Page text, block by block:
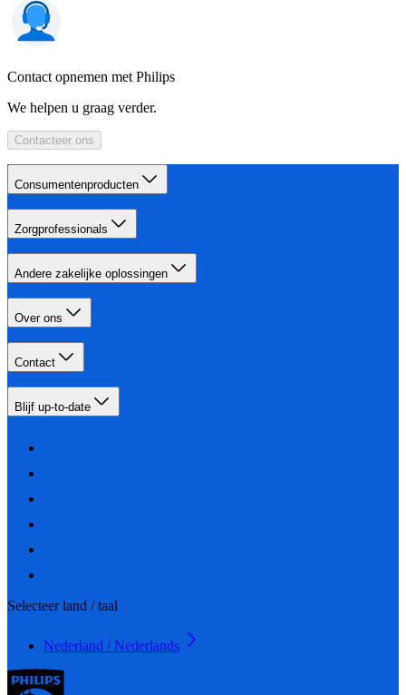
Contact opnemen met Philips
We helpen u graag verder.
Contacteer ons
Consumentenproducten
Zorgprofessionals
Andere zakelijke oplossingen
Over ons
Contact
Blijf up-to-date
Selecteer land / taal
Nederland / Nederlands